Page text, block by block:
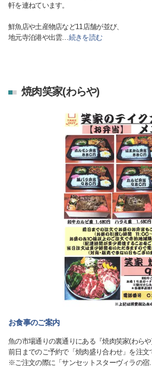
軒を連ねています。
鮮魚店や土産物店など11店舗が並び、
地元寺泊港や出雲…続きを読む
焼肉笑家(わらや)
お食事のご案内
魚の市場通りの裏通りにある『焼肉笑家(わらや)
前日までのご予約で「焼肉盛り合わせ」を注文
※ご注文の際に「サンセットスターヴィラの宿